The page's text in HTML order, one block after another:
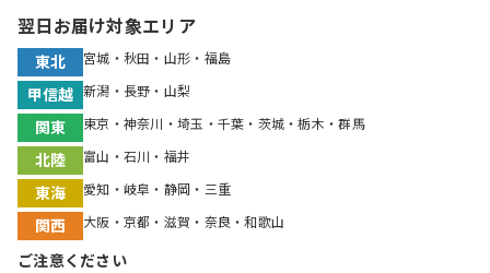
翌日お届け対象エリア
東北 宮城・秋田・山形・福島
甲信越 新潟・長野・山梨
関東 東京・神奈川・埼玉・千葉・茨城・栃木・群馬
北陸 富山・石川・福井
東海 愛知・岐阜・静岡・三重
関西 大阪・京都・滋賀・奈良・和歌山
ご注意ください